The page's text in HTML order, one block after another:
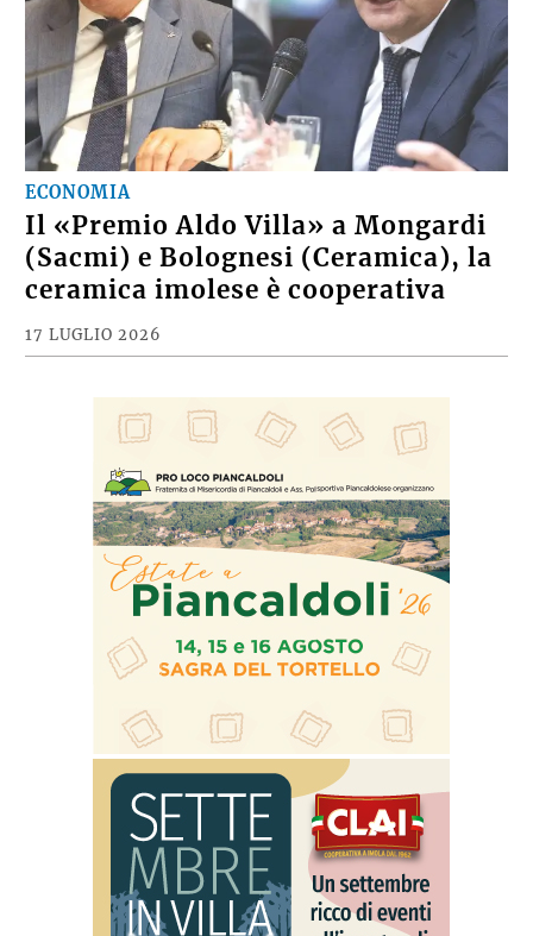
ECONOMIA
Il «Premio Aldo Villa» a Mongardi
(Sacmi) e Bolognesi (Ceramica), la
ceramica imolese è cooperativa
17 LUGLIO 2026